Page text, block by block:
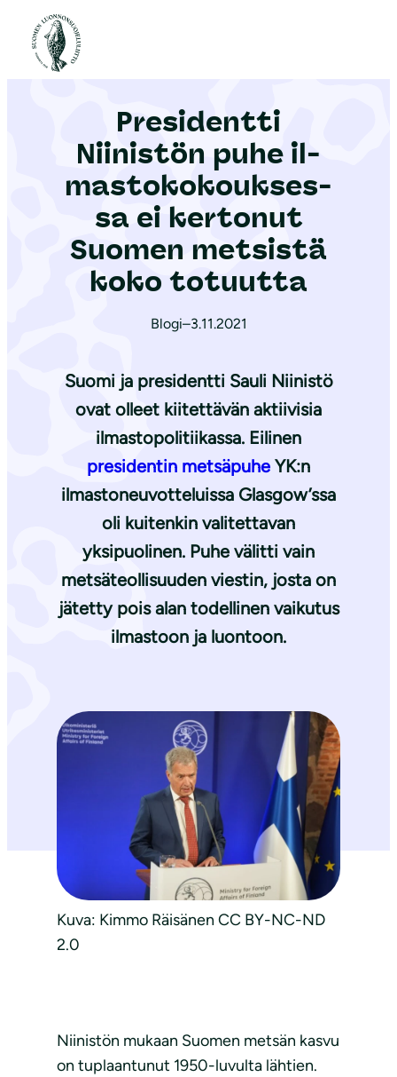
Etusivu
Presidentti
Niinistön puhe il­
mas­to­ko­kouk­ses­
sa ei kertonut
Suomen metsistä
koko totuutta
Blogi–3.11.2021
Suomi ja presidentti Sauli Niinistö
ovat olleet kiitettävän aktiivisia
ilmastopolitiikassa. Eilinen
presidentin metsäpuhe YK:n
ilmastoneuvotteluissa Glasgow’ssa
oli kuitenkin valitettavan
yksipuolinen. Puhe välitti vain
metsäteollisuuden viestin, josta on
jätetty pois alan todellinen vaikutus
ilmastoon ja luontoon.
Kuva: Kimmo Räisänen CC BY-NC-ND
2.0
Niinistön mukaan Suomen metsän kasvu
on tuplaantunut 1950-luvulta lähtien.